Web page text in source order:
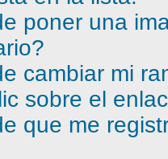
poner una
cambiar mi
sobre el
que me